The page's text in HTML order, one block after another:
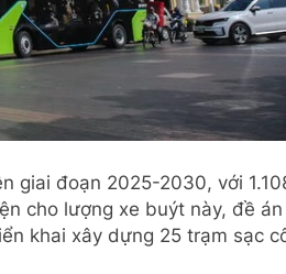
giai đoạn 2025-2030, với
cho lượng xe buýt này, đề án
khai xây dựng 25 trạm sạc